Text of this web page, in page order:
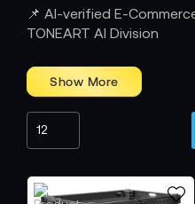
Wie Präzision und
kommen
Fundament.
Shape hat diesen
solide Aluminiumrahmen,
Lagerung und modulare
Jedes Detail ist
📌 AI-verified E-
TONEART AI Division